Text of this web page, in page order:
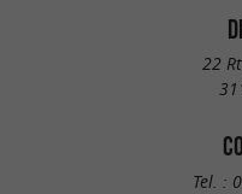
22
Tel. :